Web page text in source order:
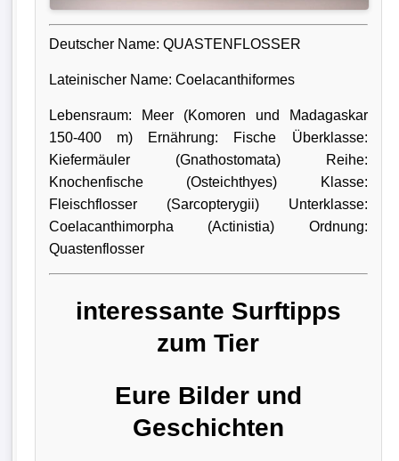
Deutscher Name: QUASTENFLOSSER
Lateinischer Name: Coelacanthiformes
Lebensraum: Meer (Komoren und Madagaskar
150-400 m) Ernährung: Fische Überklasse:
Kiefermäuler (Gnathostomata) Reihe:
Knochenfische (Osteichthyes) Klasse:
Fleischflosser (Sarcopterygii) Unterklasse:
Coelacanthimorpha (Actinistia) Ordnung:
Quastenflosser
interessante Surftipps
zum Tier
Eure Bilder und
Geschichten